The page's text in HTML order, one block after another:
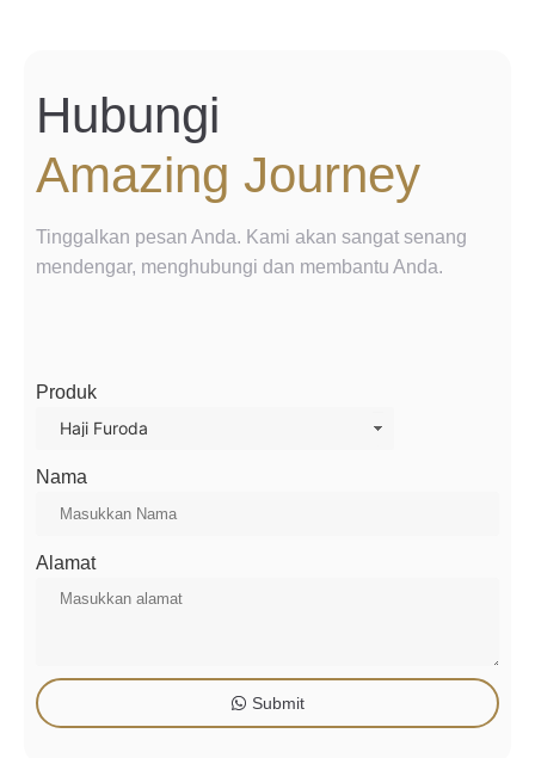
Hubungi
Amazing Journey
Tinggalkan pesan Anda. Kami akan sangat senang
mendengar, menghubungi dan membantu Anda.
Produk
Nama
Alamat
Submit